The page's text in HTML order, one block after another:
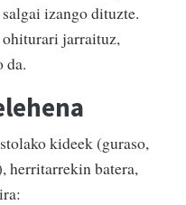
izango dituzte.
ohiturari jarraituz,
da.
kideek (guraso,
herritarrekin batera,